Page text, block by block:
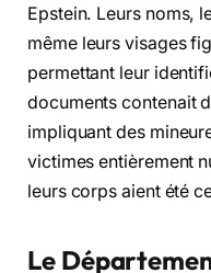
Epstein. Leurs noms,
même leurs visages
permettant leur
documents contenait
impliquant des
victimes entièrement
leurs corps aient été
Le